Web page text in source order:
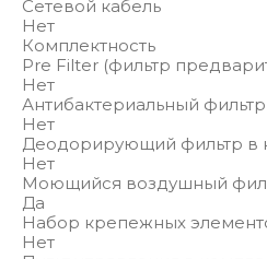
Сетевой кабель
Нет
Комплектность
Pre Filter (фильтр
Нет
Антибактериальный фильтр
Нет
Деодорирующий фильтр в
Нет
Моющийся воздушный
Да
Набор крепежных
Нет